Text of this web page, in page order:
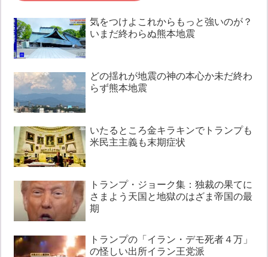
気をつけよこれからもっと強いのが？
いまだ終わらぬ熊本地震
どの揺れが地震の神の本心か未だ終わ
らず熊本地震
いたるところ金キラキンでトランプも
米民主主義も末期症状
トランプ・ジョーク集：独裁の果てに
さまよう天国と地獄のはざま帝国の最
期
トランプの「イラン・デモ死者４万」
の怪しい出所イラン王党派